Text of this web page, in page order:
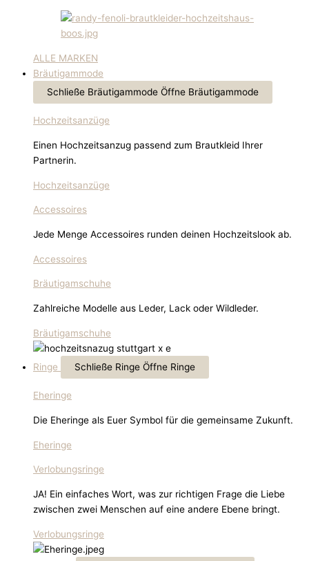
ALLE MARKEN
Bräutigammode
Schließe Bräutigammode Öffne Bräutigammode
Hochzeitsanzüge
Einen Hochzeitsanzug passend zum Brautkleid Ihrer
Partnerin.
Hochzeitsanzüge
Accessoires
Jede Menge Accessoires runden deinen Hochzeitslook ab.
Accessoires
Bräutigamschuhe
Zahlreiche Modelle aus Leder, Lack oder Wildleder.
Bräutigamschuhe
Ringe Schließe Ringe Öffne Ringe
Eheringe
Die Eheringe als Euer Symbol für die gemeinsame Zukunft.
Eheringe
Verlobungsringe
JA! Ein einfaches Wort, was zur richtigen Frage die Liebe
zwischen zwei Menschen auf eine andere Ebene bringt.
Verlobungsringe